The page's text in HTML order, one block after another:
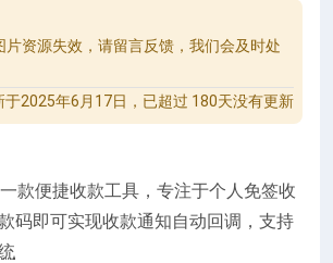
片资源失效，请留言反馈，我们会及时处
于2025年6月17日，已超过 180天没有更新
一款便捷收款工具，专注于个人免签收
码即可实现收款通知自动回调，支持